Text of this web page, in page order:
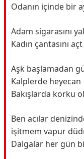
Odanın içinde bir
Adam sigarasını
Kadın çantasını açt
Aşk başlamadan
Kalplerde heyecan
Bakışlarda korku
Ben acılar
işitmem vapur
Dalgalar her gün